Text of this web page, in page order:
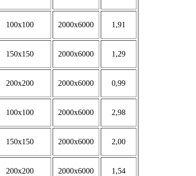
100х100 2000х6000 1,91
150х150 2000х6000 1,29
200х200 2000х6000 0,99
100х100 2000х6000 2,98
150х150 2000х6000 2,00
200х200 2000х6000 1,54